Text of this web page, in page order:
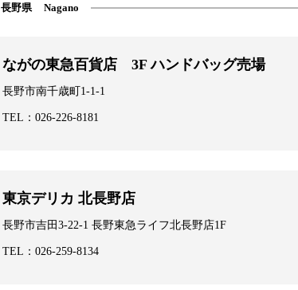
長野県 Nagano
ながの東急百貨店 3F ハンドバッグ売場
長野市南千歳町1-1-1
TEL：026-226-8181
東京デリカ 北長野店
長野市吉田3-22-1 長野東急ライフ北長野店1F
TEL：026-259-8134